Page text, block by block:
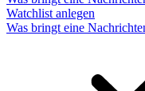
Watchlist anlegen
Was bringt eine